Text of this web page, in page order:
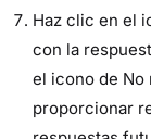
Haz clic en el
con la
el icono de No
proporcionar